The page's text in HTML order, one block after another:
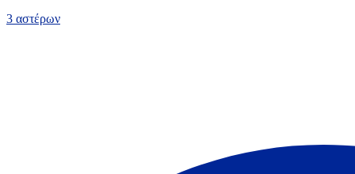
3 αστέρων